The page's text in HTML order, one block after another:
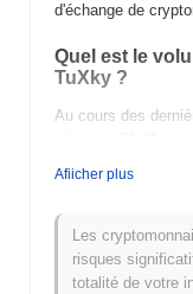
d'échange de
Quel est le
TuXky ?
Au cours des
Quel est
Plus Haut
Plus Bas Historique
Afiicher plus
Les
risques
totalité de votre